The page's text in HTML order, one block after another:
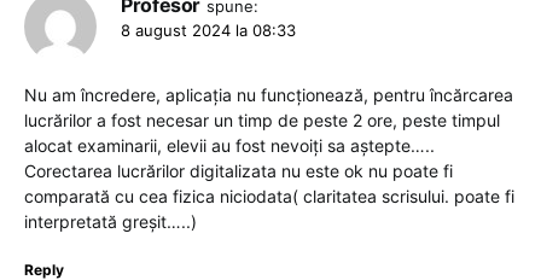
spune:
8 august 2024 la 08:33
Nu am încredere, aplicația nu funcționează, pentru încărcarea
lucrărilor a fost necesar un timp de peste 2 ore, peste timpul
alocat examinarii, elevii au fost nevoiți sa aștepte…..
Corectarea lucrărilor digitalizata nu este ok nu poate fi
comparată cu cea fizica niciodata( claritatea scrisului. poate fi
interpretată greșit…..)
Reply